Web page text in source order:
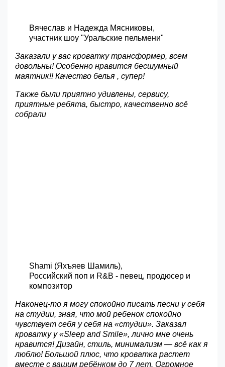
Вячеслав и Надежда Мясниковы,
участник шоу "Уральские пельмени"
Заказали у вас кроватку трансформер, всем
довольны! Особенно нравится бесшумный
маятник!! Качество белья , супер!
Также были приятно удивлены, сервису,
приятные ребята, быстро, качественно всё
собрали
Shami (Яхъяев Шамиль),
Российский поп и R&B - певец, продюсер и
композитор
Наконец-то я могу спокойно писать песни у себя
на студии, зная, что мой ребенок спокойно
чувствует себя у себя на «студии». Заказал
кроватку у «Sleep and Smile», лично мне очень
нравится! Дизайн, стиль, минимализм — всё как я
люблю! Большой плюс, что кроватка растет
вместе с вашим ребёнком до 7 лет. Огромное